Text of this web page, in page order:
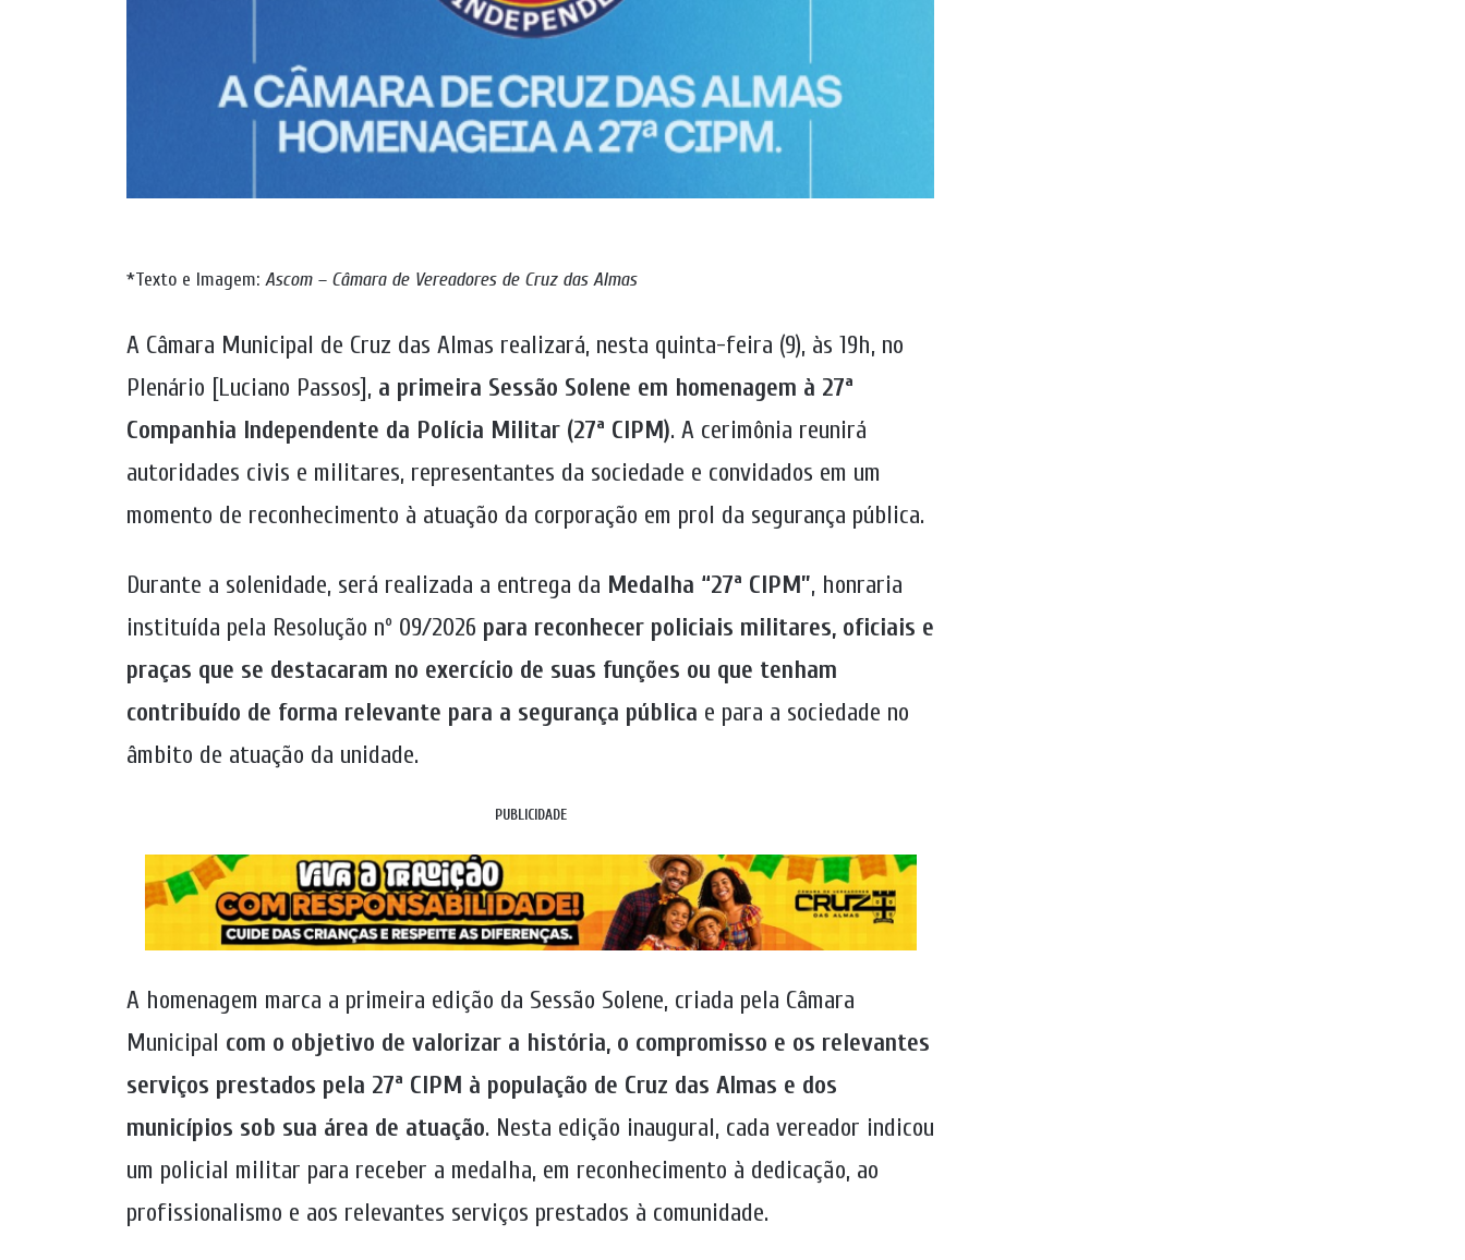
*Texto e Imagem: Ascom – Câmara de Vereadores de Cruz das Almas
A Câmara Municipal de Cruz das Almas realizará, nesta quinta-feira (9), às 19h, no
Plenário [Luciano Passos], a primeira Sessão Solene em homenagem à 27ª
Companhia Independente da Polícia Militar (27ª CIPM). A cerimônia reunirá
autoridades civis e militares, representantes da sociedade e convidados em um
momento de reconhecimento à atuação da corporação em prol da segurança pública.
Durante a solenidade, será realizada a entrega da Medalha “27ª CIPM”, honraria
instituída pela Resolução nº 09/2026 para reconhecer policiais militares, oficiais e
praças que se destacaram no exercício de suas funções ou que tenham
contribuído de forma relevante para a segurança pública e para a sociedade no
âmbito de atuação da unidade.
PUBLICIDADE
A homenagem marca a primeira edição da Sessão Solene, criada pela Câmara
Municipal com o objetivo de valorizar a história, o compromisso e os relevantes
serviços prestados pela 27ª CIPM à população de Cruz das Almas e dos
municípios sob sua área de atuação. Nesta edição inaugural, cada vereador indicou
um policial militar para receber a medalha, em reconhecimento à dedicação, ao
profissionalismo e aos relevantes serviços prestados à comunidade.